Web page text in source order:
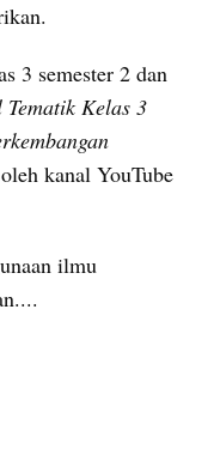
3 semester 2 dan
Tematik Kelas 3
oleh kanal YouTube
ilmu